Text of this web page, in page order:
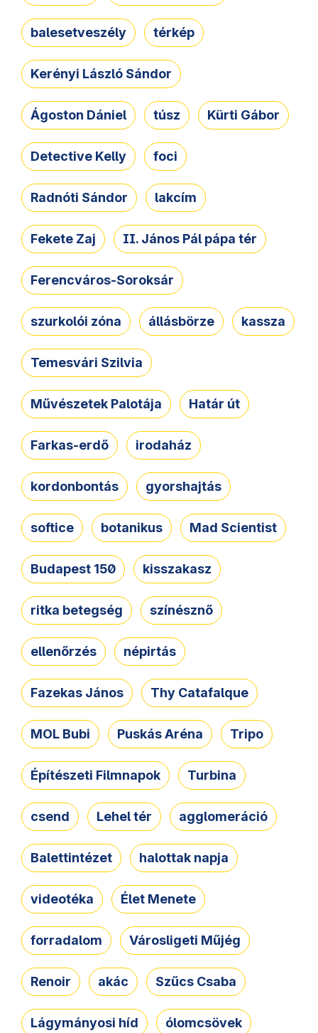
balesetveszély térkép
Kerényi László Sándor
Ágoston Dániel túsz Kürti Gábor
Detective Kelly foci
Radnóti Sándor lakcím
Fekete Zaj II. János Pál pápa tér
Ferencváros-Soroksár
szurkolói zóna állásbörze kassza
Temesvári Szilvia
Művészetek Palotája Határ út
Farkas-erdő irodaház
kordonbontás gyorshajtás
softice botanikus Mad Scientist
Budapest 150 kisszakasz
ritka betegség színésznő
ellenőrzés népirtás
Fazekas János Thy Catafalque
MOL Bubi Puskás Aréna Tripo
Építészeti Filmnapok Turbina
csend Lehel tér agglomeráció
Balettintézet halottak napja
videotéka Élet Menete
forradalom Városligeti Műjég
Renoir akác Szűcs Csaba
Lágymányosi híd ólomcsövek